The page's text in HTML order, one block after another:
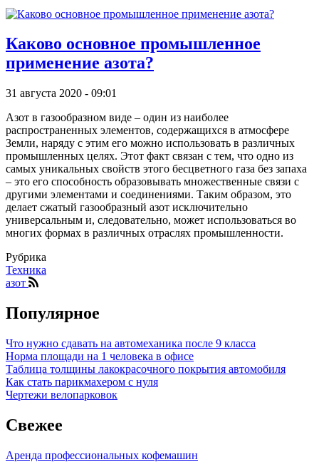
Каково основное промышленное
применение азота?
31 августа 2020 - 09:01
Азот в газообразном виде – один из наиболее
распространенных элементов, содержащихся в атмосфере
Земли, наряду с этим его можно использовать в различных
промышленных целях. Этот факт связан с тем, что одно из
самых уникальных свойств этого бесцветного газа без запаха
– это его способность образовывать множественные связи с
другими элементами и соединениями. Таким образом, это
делает сжатый газообразный азот исключительно
универсальным и, следовательно, может использоваться во
многих формах в различных отраслях промышленности.
Рубрика
Техника
азот
Популярное
Что нужно сдавать на автомеханика после 9 класса
Норма площади на 1 человека в офисе
Таблица толщины лакокрасочного покрытия автомобиля
Как стать парикмахером с нуля
Чертежи велопарковок
Свежее
Аренда профессиональных кофемашин